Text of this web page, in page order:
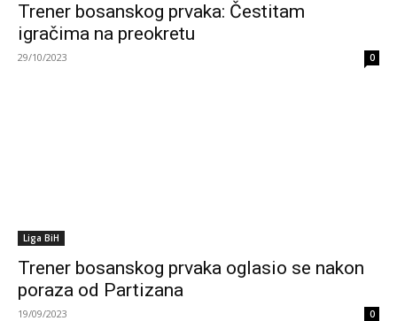
Trener bosanskog prvaka: Čestitam
igračima na preokretu
29/10/2023 0
Liga BiH
Trener bosanskog prvaka oglasio se nakon
poraza od Partizana
19/09/2023 0